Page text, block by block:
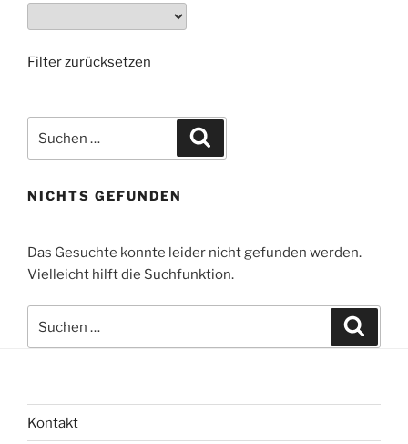
Filter zurücksetzen
nach:
NICHTS GEFUNDEN
Das Gesuchte konnte leider nicht gefunden werden.
Vielleicht hilft die Suchfunktion.
nach:
Kontakt